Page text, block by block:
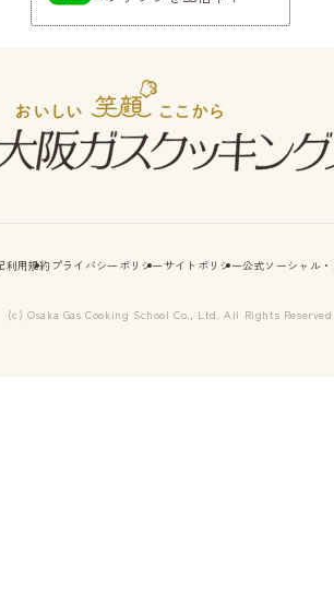
利用規約 プライバシーポリシーサイトポリシー公式ソーシャル
(c) Osaka Gas Cooking School Co., Ltd. All Rights